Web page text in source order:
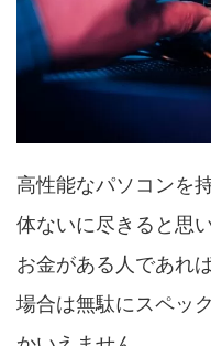
高性能なパソコンを
体ないに尽きると思い
お金がある人であれ
場合は無駄にスペッ